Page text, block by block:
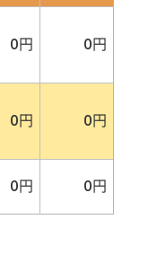
0円 0円
0円 0円
0円 0円